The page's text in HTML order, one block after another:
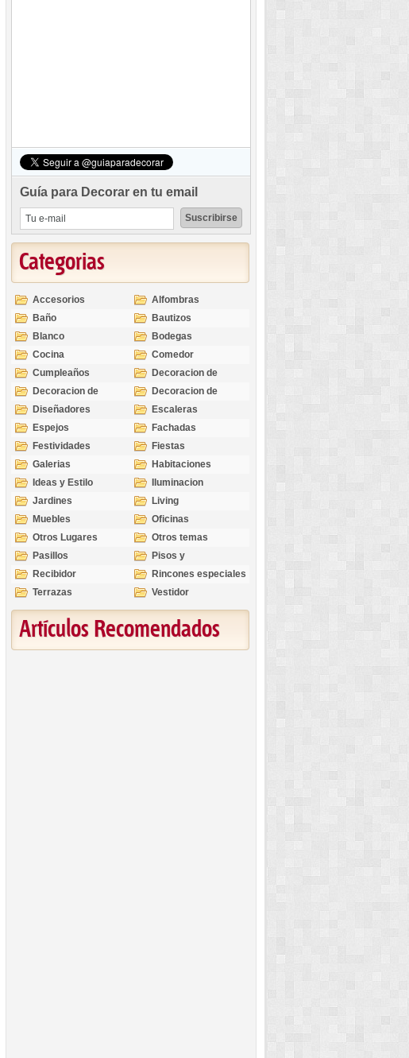
Guía para Decorar en tu email
Categorias
Accesorios
Alfombras
Baño
Bautizos
Blanco
Bodegas
Cocina
Comedor
Cumpleaños
Decoracion de
Exteriores
Decoracion de
Interiores
Decoracion de
Ocasiones
Diseñadores
Escaleras
Espejos
Fachadas
Festividades
Fiestas
Galerias
Habitaciones
Ideas y Estilo
Iluminacion
Jardines
Living
Muebles
Oficinas
Otros Lugares
Otros temas
Pasillos
Pisos y
revestimientos
Recibidor
Rincones especiales
Terrazas
Vestidor
Artículos Recomendados